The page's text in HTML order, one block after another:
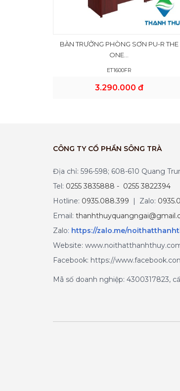
BÀN TRƯỞNG PHÒNG SƠN PU-R THE
ONE...
ET1600FR
3.290.000 đ
CÔNG TY CỔ PHẦN SÔNG TRÀ
Địa chỉ: 596-598; 608-610 Quang
Tel: 0255 3835888 - 0255 3822394
Hotline: 0935.088.399 | Zalo:
Email:
Zalo: https://zalo.me/
Website:
Facebook: https://
Mã số doanh nghiệp: 4300317823,